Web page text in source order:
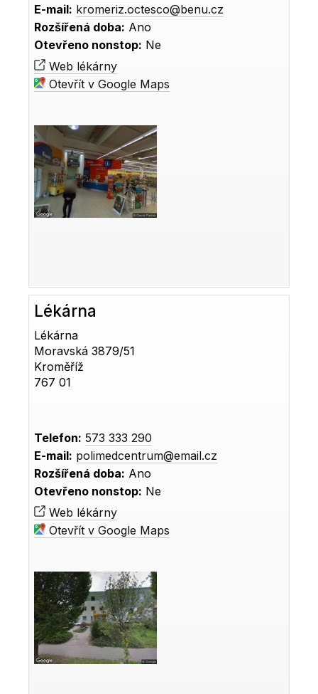
E-mail: kromeriz.octesco@benu.cz
Rozšířená doba: Ano
Otevřeno nonstop: Ne
Web lékárny
Otevřít v Google Maps
Lékárna
Lékárna
Moravská 3879/51
Kroměříž
767 01
Telefon: 573 333 290
E-mail: polimedcentrum@email.cz
Rozšířená doba: Ano
Otevřeno nonstop: Ne
Web lékárny
Otevřít v Google Maps